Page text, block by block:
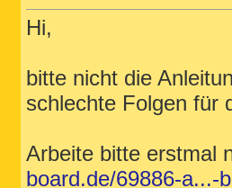
Hi,
bitte nicht die
schlechte Folgen für
Arbeite bitte erstmal
board.de/69886-a...-